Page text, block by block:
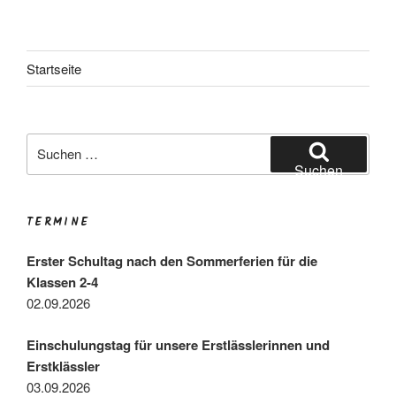
Startseite
nach:
Suchen
TERMINE
Erster Schultag nach den Sommerferien für die
Klassen 2-4
02.09.2026
Einschulungstag für unsere Erstlässlerinnen und
Erstklässler
03.09.2026